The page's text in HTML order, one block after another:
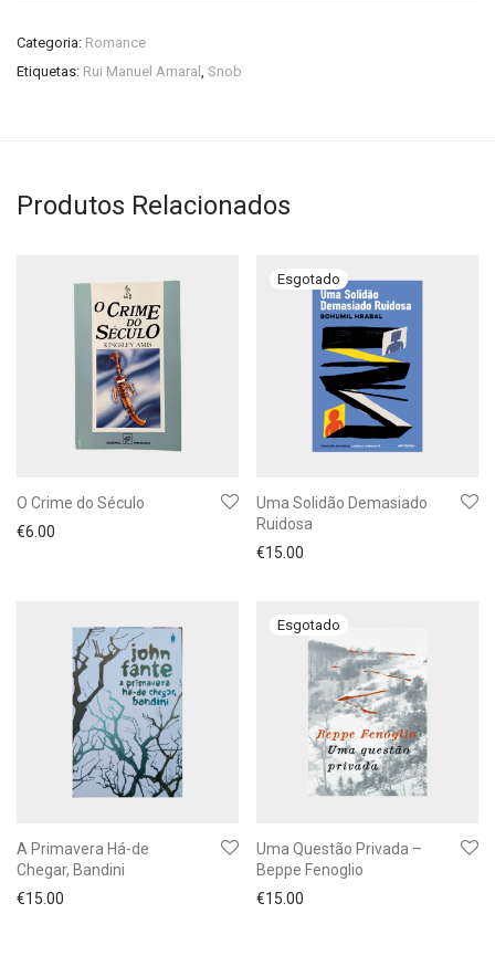
Categoria: Romance
Etiquetas: Rui Manuel Amaral , Snob
Produtos Relacionados
O Crime do Século
€6.00
Uma Solidão Demasiado
Ruidosa
€15.00
A Primavera Há-de
Chegar, Bandini
€15.00
Uma Questão Privada –
Beppe Fenoglio
€15.00